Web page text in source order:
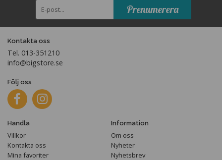
Prenumerera
Kontakta oss
Tel. 013-351210
info@bigstore.se
Följ oss
Handla
Villkor
Kontakta oss
Mina favoriter
Information
Om oss
Nyheter
Nyhetsbrev